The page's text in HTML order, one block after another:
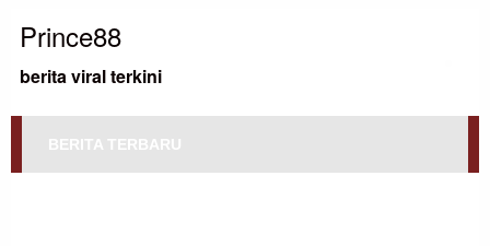
Prince88
berita viral terkini
BERITA TERBARU